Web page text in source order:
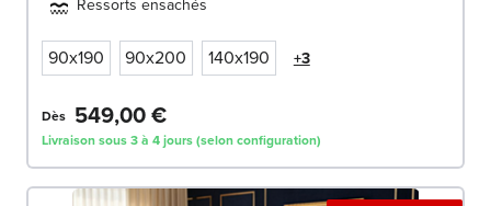
Ressorts ensachés
90x190 90x200 140x190 +3
Dès 549,00 €
Livraison sous 3 à 4 jours (selon configuration)